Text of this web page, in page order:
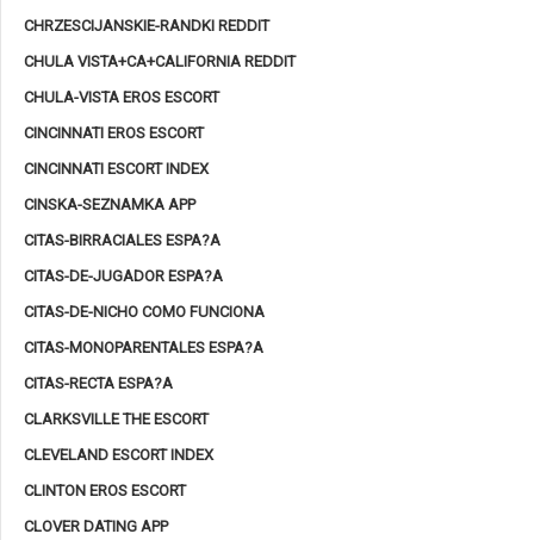
CHRZESCIJANSKIE-RANDKI REDDIT
CHULA VISTA+CA+CALIFORNIA REDDIT
CHULA-VISTA EROS ESCORT
CINCINNATI EROS ESCORT
CINCINNATI ESCORT INDEX
CINSKA-SEZNAMKA APP
CITAS-BIRRACIALES ESPA?A
CITAS-DE-JUGADOR ESPA?A
CITAS-DE-NICHO COMO FUNCIONA
CITAS-MONOPARENTALES ESPA?A
CITAS-RECTA ESPA?A
CLARKSVILLE THE ESCORT
CLEVELAND ESCORT INDEX
CLINTON EROS ESCORT
CLOVER DATING APP